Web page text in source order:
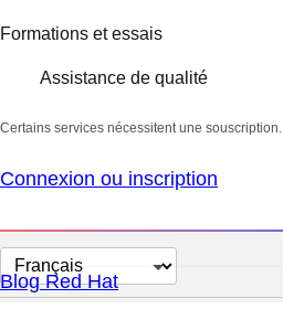
Formations et essais
Assistance de qualité
Certains services nécessitent une souscription.
Connexion ou inscription
Changer
la
Blog Red Hat